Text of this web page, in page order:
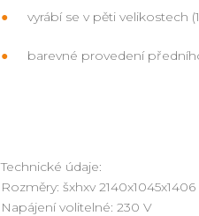
vyrábí se v pěti velikostech
barevné provedení
Technické údaje:
Rozměry: šxhxv
Napájení volitelné: 230 V